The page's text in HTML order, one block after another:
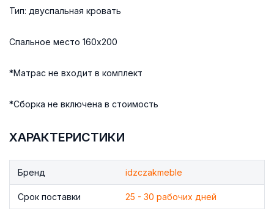
Тип: двуспальная кровать
Спальное место 160x200
*Матрас не входит в комплект
*Сборка не включена в стоимость
ХАРАКТЕРИСТИКИ
Бренд idzczakmeble
Срок поставки 25 - 30 рабочих дней